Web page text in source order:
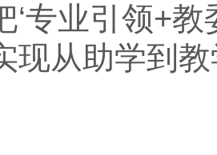
‘专业引领+
现从助学到